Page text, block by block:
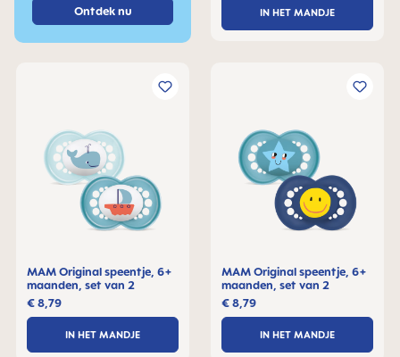
Ontdek nu IN HET MANDJE
MAM Original speentje, 6+
maanden, set van 2
€ 8,79
IN HET MANDJE
MAM Original speentje, 6+
maanden, set van 2
€ 8,79
IN HET MANDJE